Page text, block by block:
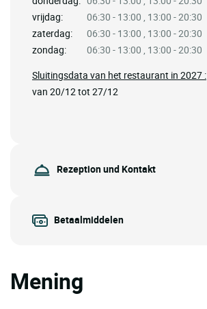
vrijdag:
06:30 - 13:00 , 13:00 - 20:30
zaterdag:
06:30 - 13:00 , 13:00 - 20:30
zondag:
06:30 - 13:00 , 13:00 - 20:30
Sluitingsdata van het restaurant in 2027 :
van 20/12 tot 27/12
Rezeption und Kontakt
Betaalmiddelen
Mening